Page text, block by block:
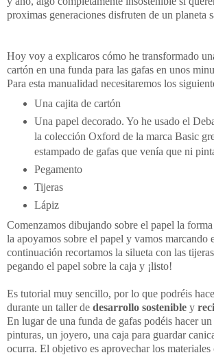
proximas generaciones disfruten de un planeta
Hoy voy a explicaros cómo he transformado
cartón en una funda para las gafas en unos
Para esta manualidad necesitaremos los
Una cajita de cartón
Una papel decorado. Yo he usado el
la colección Oxford de la marca Basic
estampado de gafas que venía que ni
Pegamento
Tijeras
Lápiz
Comenzamos dibujando sobre el papel la
la apoyamos sobre el papel y vamos marcando
continuación recortamos la silueta con las
pegando el papel sobre la caja y ¡listo!
Es tutorial muy sencillo, por lo que podréis
durante un taller de desarrollo sostenible y
En lugar de una funda de gafas podéis hacer un
pinturas, un joyero, una caja para guardar
ocurra. El objetivo es aprovechar los materiales